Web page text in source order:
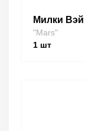
Милки Вэй
"Mars"
1 шт